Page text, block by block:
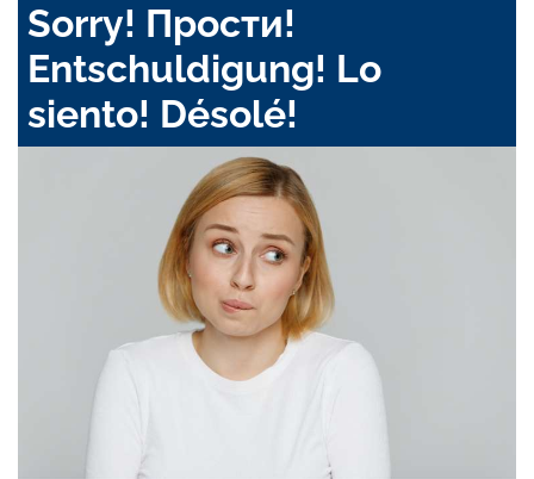
Sorry! Прости!
Entschuldigung! Lo
siento! Désolé!